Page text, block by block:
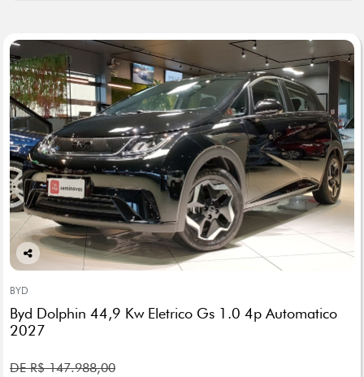
Co
arti
lhe
BYD
Byd Dolphin 44,9 Kw Eletrico Gs 1.0 4p Automatico
2027
DE R$ 147.988,00